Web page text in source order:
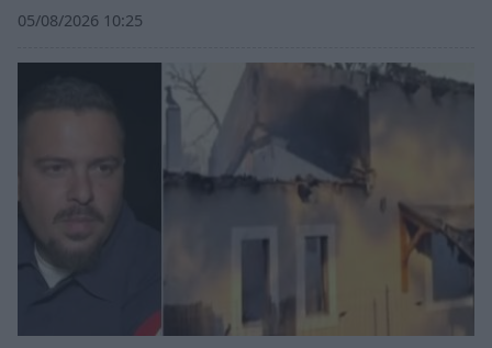
05/08/2026 10:25